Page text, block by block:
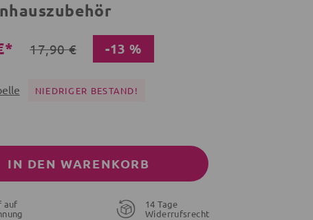
17,90 € -13 %
NIEDRIGER BESTAND!
IN DEN WARENKORB
auf
14 Tage
Widerrufsrecht